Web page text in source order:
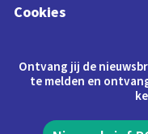
Cookies
Ontvang jij de
te melden en